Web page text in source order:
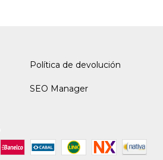
Política de devolución
SEO Manager